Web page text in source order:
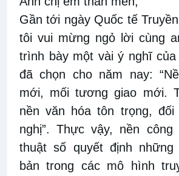
Gần tới ngày Quốc tế
tôi vui mừng ngỏ lời cùng
trình bày một vài ý nghĩ
đã chọn cho năm nay:
mới, mối tương giao mới.
nền văn hóa tôn trọng,
nghị”. Thực vậy, nền
thuật số quyết định
bản trong các mô hình